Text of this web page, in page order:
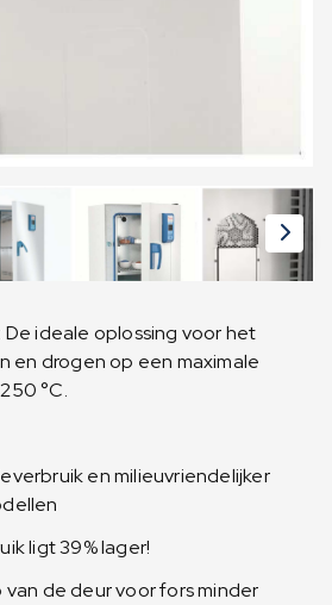
ideale oplossing voor het
en drogen op een maximale
°C.
en milieuvriendelijker
ligt 39% lager!
van de deur voor fors minder